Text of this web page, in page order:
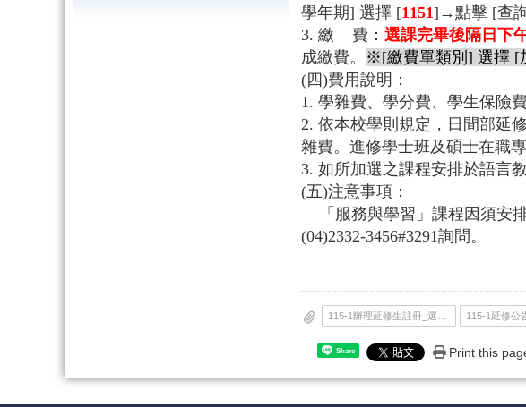
學年期] 選擇 [1151]→點擊 [查詢
3. 繳 費： 選課完畢後隔日下
成繳費。
※[繳費單類別] 選擇 [
(四)費用說明：
1. 學雜費、學分費、學生保險
2. 依本校學則規定，日間部延
雜費。進修學士班及碩士在職
3. 如所加選之課程安排於語言
(五)注意事項：
「服務與學習」課程因須安
(04)2332-3456#3291詢問。
Share Print this